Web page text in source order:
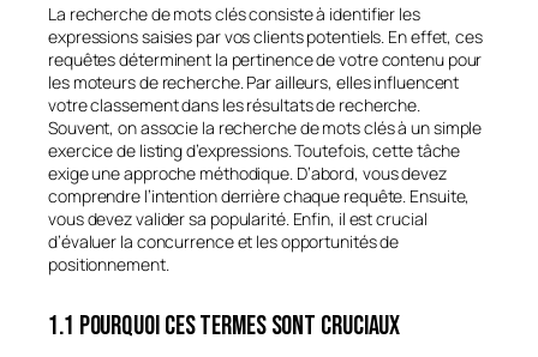
La recherche de mots clés consiste à identifier les
expressions saisies par vos clients potentiels. En effet, ces
requêtes déterminent la pertinence de votre contenu pour
les moteurs de recherche. Par ailleurs, elles influencent
votre classement dans les résultats de recherche.
Souvent, on associe la recherche de mots clés à un simple
exercice de listing d’expressions. Toutefois, cette tâche
exige une approche méthodique. D’abord, vous devez
comprendre l’intention derrière chaque requête. Ensuite,
vous devez valider sa popularité. Enfin, il est crucial
d’évaluer la concurrence et les opportunités de
positionnement.
1.1 Pourquoi ces termes sont cruciaux